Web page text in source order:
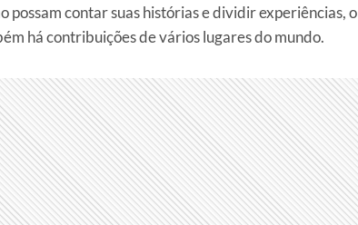
contar suas histórias e dividir experiências, o
há contribuições de vários lugares do mundo.